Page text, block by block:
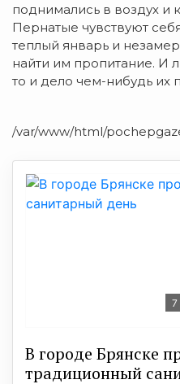
поднимались в воздух и
Пернатые чувствуют
теплый январь и
найти им пропитание. И
то и дело чем-нибудь их
/var/www/html/
7
В городе Брянске
традиционный